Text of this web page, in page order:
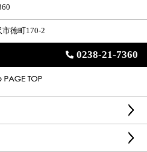
市徳町170-2
0238-21-7360